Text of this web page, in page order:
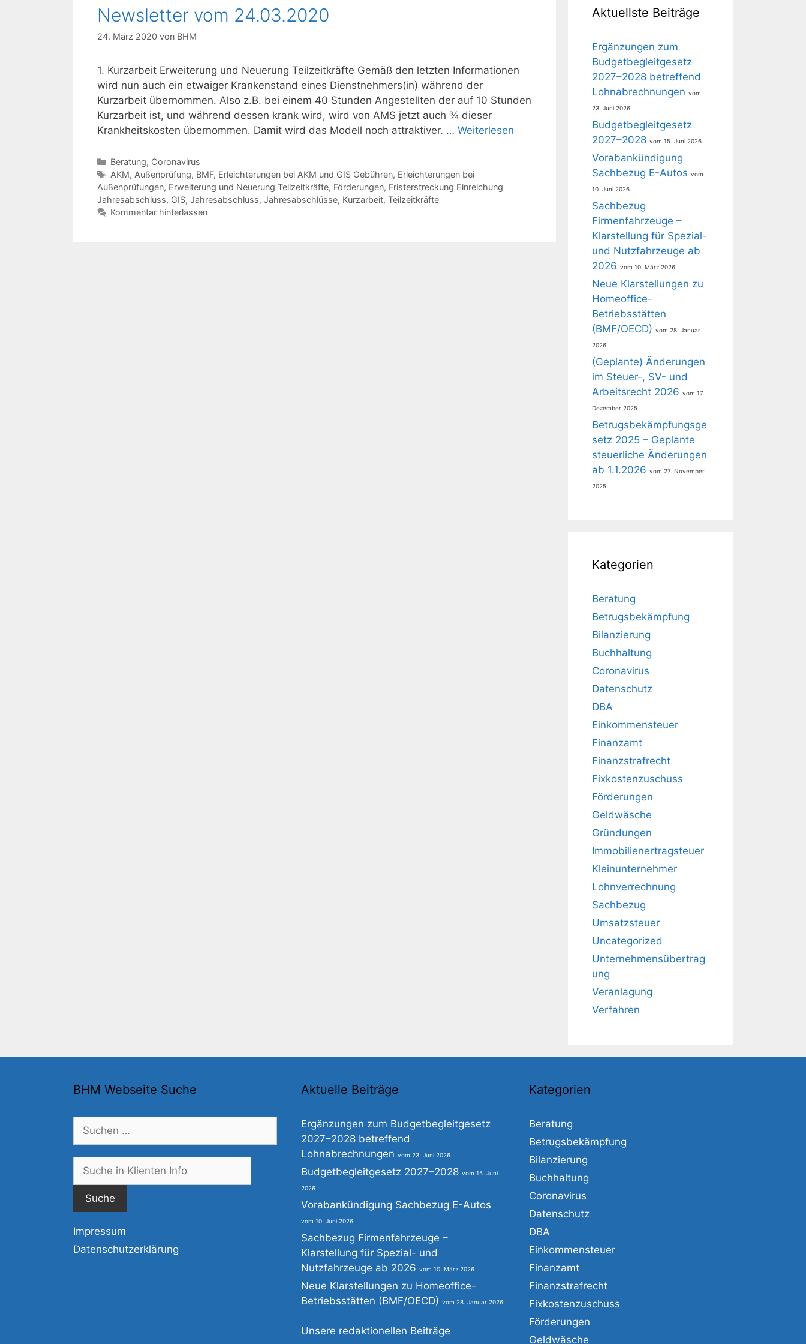
Newsletter vom 24.03.2020
24. März 2020 von BHM
1. Kurzarbeit Erweiterung und Neuerung Teilzeitkräfte Gemäß den letzten Informationen
wird nun auch ein etwaiger Krankenstand eines Dienstnehmers(in) während der
Kurzarbeit übernommen. Also z.B. bei einem 40 Stunden Angestellten der auf 10 Stunden
Kurzarbeit ist, und während dessen krank wird, wird von AMS jetzt auch ¾ dieser
Krankheitskosten übernommen. Damit wird das Modell noch attraktiver. … Weiterlesen
Kategorien
Beratung, Coronavirus
Schlagwörter
AKM, Außenprüfung, BMF, Erleichterungen bei AKM und GIS Gebühren, Erleichterungen bei
Außenprüfungen, Erweiterung und Neuerung Teilzeitkräfte, Förderungen, Fristerstreckung Einreichung
Jahresabschluss, GIS, Jahresabschluss, Jahresabschlüsse, Kurzarbeit, Teilzeitkräfte
Kommentar hinterlassen
Aktuellste Beiträge
Ergänzungen zum
Budgetbegleitgesetz
2027–2028 betreffend
Lohnabrechnungen
23. Juni 2026
Budgetbegleitgesetz
2027–2028
15. Juni 2026
Vorabankündigung
Sachbezug E-Autos
10. Juni 2026
Sachbezug
Firmenfahrzeuge –
Klarstellung für Spezial-
und Nutzfahrzeuge ab
2026
10. März 2026
Neue Klarstellungen zu
Homeoffice-
Betriebsstätten
(BMF/OECD)
28. Januar
2026
(Geplante) Änderungen
im Steuer-, SV- und
Arbeitsrecht 2026
17.
Dezember 2025
Betrugsbekämpfungsge
setz 2025 – Geplante
steuerliche Änderungen
ab 1.1.2026
27. November
2025
Kategorien
Beratung
Betrugsbekämpfung
Bilanzierung
Buchhaltung
Coronavirus
Datenschutz
DBA
Einkommensteuer
Finanzamt
Finanzstrafrecht
Fixkostenzuschuss
Förderungen
Geldwäsche
Gründungen
Immobilienertragsteuer
Kleinunternehmer
Lohnverrechnung
Sachbezug
Umsatzsteuer
Uncategorized
Unternehmensübertrag
ung
Veranlagung
Verfahren
BHM Webseite Suche
nach:
Impressum
Datenschutzerklärung
Aktuelle Beiträge
Ergänzungen zum Budgetbegleitgesetz
2027–2028 betreffend
Lohnabrechnungen
23. Juni 2026
Budgetbegleitgesetz 2027–2028 15. Juni
2026
Vorabankündigung Sachbezug E-Autos
10. Juni 2026
Sachbezug Firmenfahrzeuge –
Klarstellung für Spezial- und
Nutzfahrzeuge ab 2026
10. März 2026
Neue Klarstellungen zu Homeoffice-
Betriebsstätten (BMF/OECD)
28. Januar 2026
Unsere redaktionellen Beiträge
Kategorien
Beratung
Betrugsbekämpfung
Bilanzierung
Buchhaltung
Coronavirus
Datenschutz
DBA
Einkommensteuer
Finanzamt
Finanzstrafrecht
Fixkostenzuschuss
Förderungen
Geldwäsche